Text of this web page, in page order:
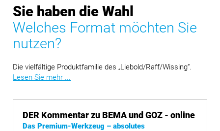
Sie haben die Wahl
Welches Format möchten Sie
nutzen?
Die vielfältige Produktfamilie des „Liebold/Raff/Wissing“.
Lesen Sie mehr ...
DER Kommentar zu BEMA und GOZ - online
Das Premium-Werkzeug – absolutes